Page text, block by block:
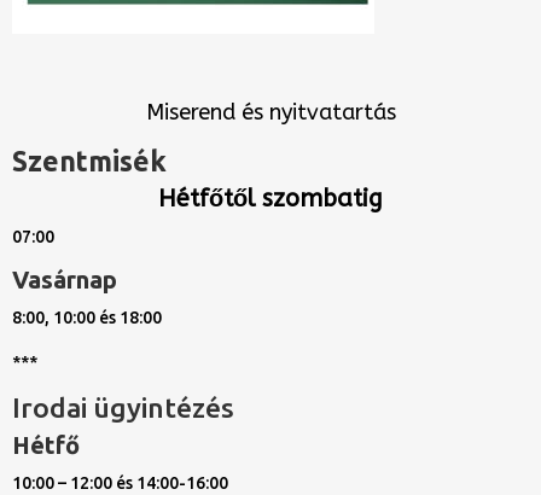
Miserend és nyitvatartás
Szentmisék
Hétfőtől szombatig
07:00
Vasárnap
8:00, 10:00 és 18:00
***
Irodai ügyintézés
Hétfő
10:00 – 12:00 és 14:00-16:00